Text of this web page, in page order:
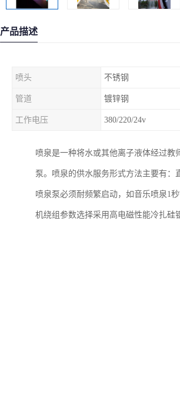
产品描述
喷头 不锈钢
管道 镀锌钢
工作电压 380/220/24v
喷泉是一种将水或其他离子液体经过
泵。喷泉的供水服务形式方法主要有：
喷泉泵必须耐频繁启动，如音乐喷泉1
机绕组参数选择采用高电磁性能冷扎硅